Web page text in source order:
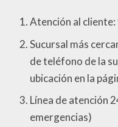
Atención al
Sucursal más
de teléfono de la
ubicación en la
Línea de atención
emergencias)